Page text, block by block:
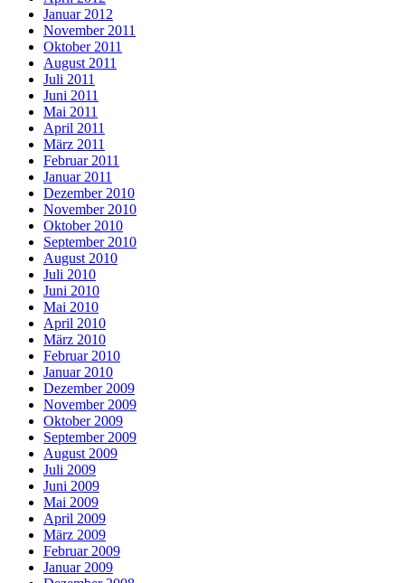
Januar 2012
November 2011
Oktober 2011
August 2011
Juli 2011
Juni 2011
Mai 2011
April 2011
März 2011
Februar 2011
Januar 2011
Dezember 2010
November 2010
Oktober 2010
September 2010
August 2010
Juli 2010
Juni 2010
Mai 2010
April 2010
März 2010
Februar 2010
Januar 2010
Dezember 2009
November 2009
Oktober 2009
September 2009
August 2009
Juli 2009
Juni 2009
Mai 2009
April 2009
März 2009
Februar 2009
Januar 2009